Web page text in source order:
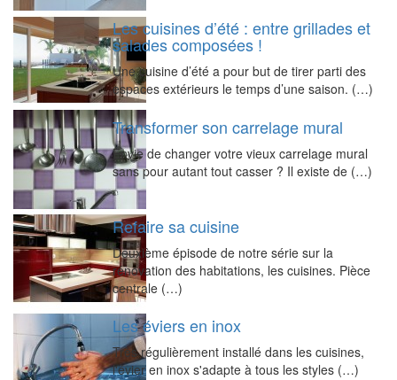
Les cuisines d’été : entre grillades et
salades composées !
Une cuisine d’été a pour but de tirer parti des
espaces extérieurs le temps d’une saison. (…)
Transformer son carrelage mural
Envie de changer votre vieux carrelage mural
sans pour autant tout casser ? Il existe de (…)
Refaire sa cuisine
Deuxième épisode de notre série sur la
rénovation des habitations, les cuisines. Pièce
centrale (…)
Les éviers en inox
Très régulièrement installé dans les cuisines,
l'évier en inox s'adapte à tous les styles (…)